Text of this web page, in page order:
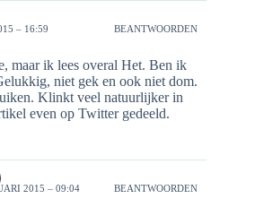
– 16:59 BEANTWOORDEN
maar ik lees overal Het. Ben ik
niet gek en ook niet dom.
Klinkt veel natuurlijker in
even op Twitter gedeeld.
2015 – 09:04 BEANTWOORDEN